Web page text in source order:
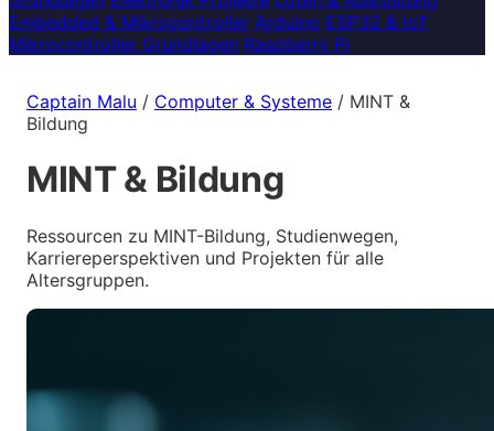
Embedded & Mikrocontroller Arduino ESP32 & IoT
Mikrocontroller Grundlagen Raspberry Pi
Captain Malu / Computer & Systeme / MINT &
Bildung
MINT & Bildung
Ressourcen zu MINT-Bildung, Studienwegen,
Karriereperspektiven und Projekten für alle
Altersgruppen.